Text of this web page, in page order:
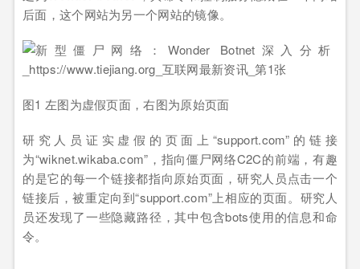
后面，这个网站为另一个网站的镜像。
图1 左图为虚假页面，右图为原始页面
研究人员证实虚假的页面上“support.com”的链接
为“wiknet.wikaba.com”，指向僵尸网络C2C的前端，有趣
的是它的每一个链接都指向原始页面，研究人员点击一个
链接后，被重定向到“support.com”上相应的页面。研究人
员还发现了一些隐藏路径，其中包含bots使用的信息和命
令。